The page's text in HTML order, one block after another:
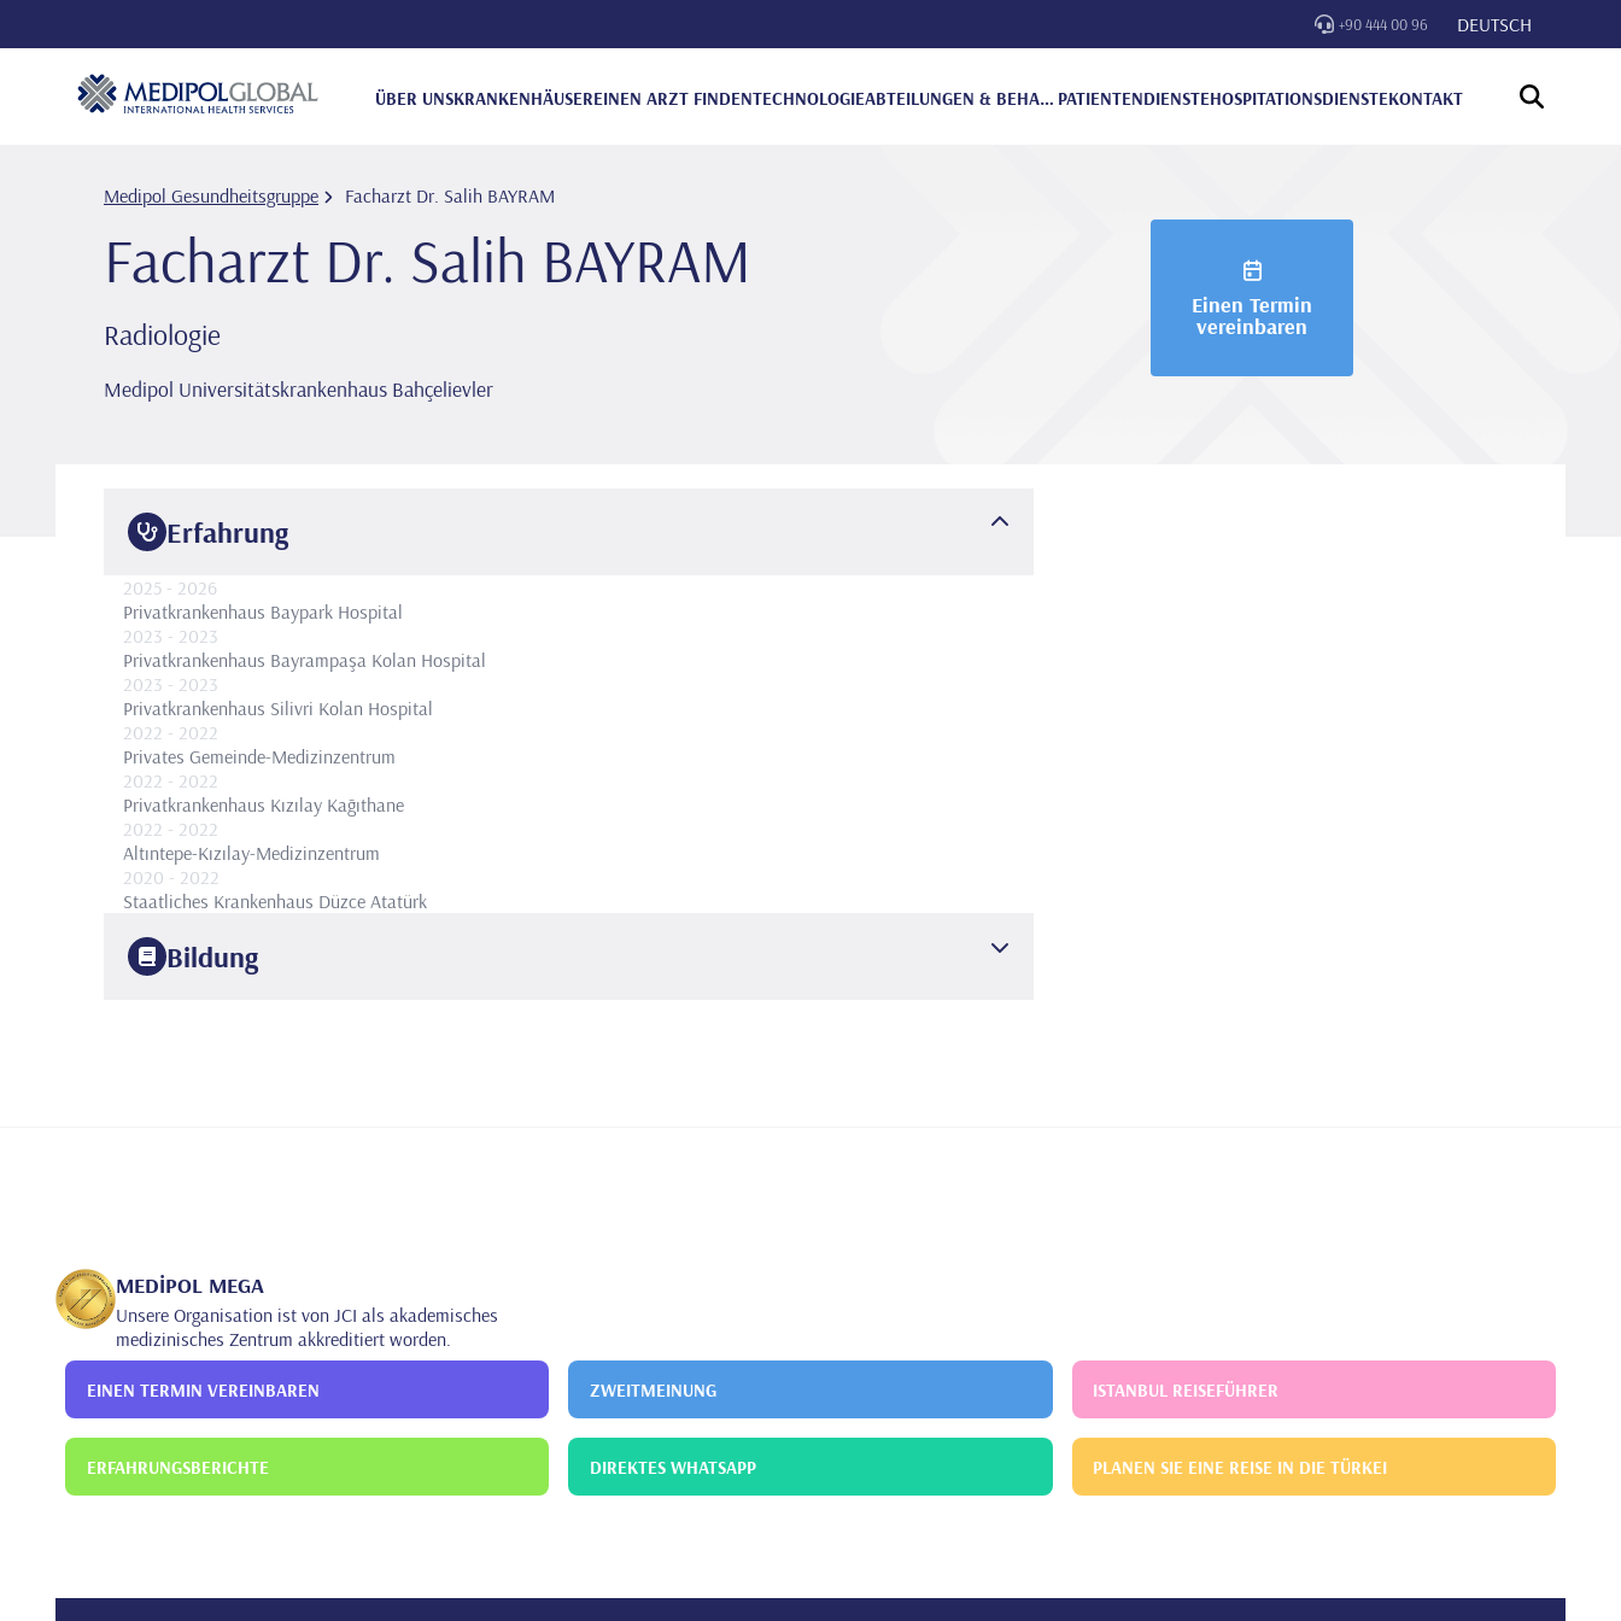
+90 444 00 96 DEUTSCH
ÜBER UNSKRANKENHÄUSEREINEN ARZT FINDENTECHNOLOGIE ABTEILUNGEN & BEHANDLUNGEN PATIENTENDIENSTEHOSPITATIONSDIENSTEKONTAKT
Medipol Gesundheitsgruppe Facharzt Dr. Sali̇h BAYRAM
Facharzt Dr. Sali̇h BAYRAM
Radiologie
Medipol Universitätskrankenhaus Bahçelievler
Einen Termin
vereinbaren
Erfahrung
2025 - 2026
Privatkrankenhaus Baypark Hospital
2023 - 2023
Privatkrankenhaus Bayrampaşa Kolan Hospital
2023 - 2023
Privatkrankenhaus Silivri Kolan Hospital
2022 - 2022
Privates Gemeinde-Medizinzentrum
2022 - 2022
Privatkrankenhaus Kızılay Kağıthane
2022 - 2022
Altıntepe-Kızılay-Medizinzentrum
2020 - 2022
Staatliches Krankenhaus Düzce Atatürk
Bildung
MEDİPOL MEGA
Unsere Organisation ist von JCI als akademisches
medizinisches Zentrum akkreditiert worden.
EINEN TERMIN VEREINBAREN ZWEITMEINUNG ISTANBUL REISEFÜHRER
ERFAHRUNGSBERICHTE DIREKTES WHATSAPP PLANEN SIE EINE REISE IN DIE TÜRKEI